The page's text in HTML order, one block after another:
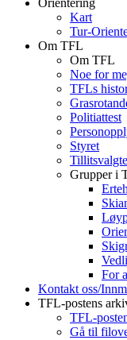
Orientering
Kart
Tur-
Om TFL
Om TFL
Noe for
TFLs
Politiattest
Styret
Tillitsvalgte
Grupper i
For
Kontakt oss/
TFL-postens
TFL-
Gå til